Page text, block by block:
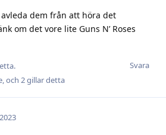
dem från att höra det
om det vore lite Guns N’ Roses
Svara
, och 2gillar detta